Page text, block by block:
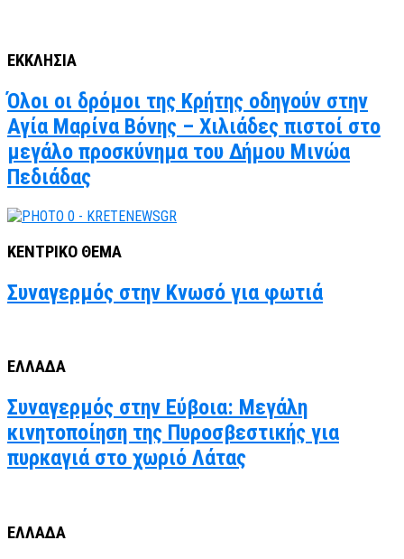
ΕΚΚΛΗΣΙΑ
Όλοι οι δρόμοι της Κρήτης οδηγούν στην
Αγία Μαρίνα Βόνης – Χιλιάδες πιστοί στο
μεγάλο προσκύνημα του Δήμου Μινώα
Πεδιάδας
ΚΕΝΤΡΙΚΟ ΘΕΜΑ
Συναγερμός στην Κνωσό για φωτιά
ΕΛΛΑΔΑ
Συναγερμός στην Εύβοια: Μεγάλη
κινητοποίηση της Πυροσβεστικής για
πυρκαγιά στο χωριό Λάτας
ΕΛΛΑΔΑ